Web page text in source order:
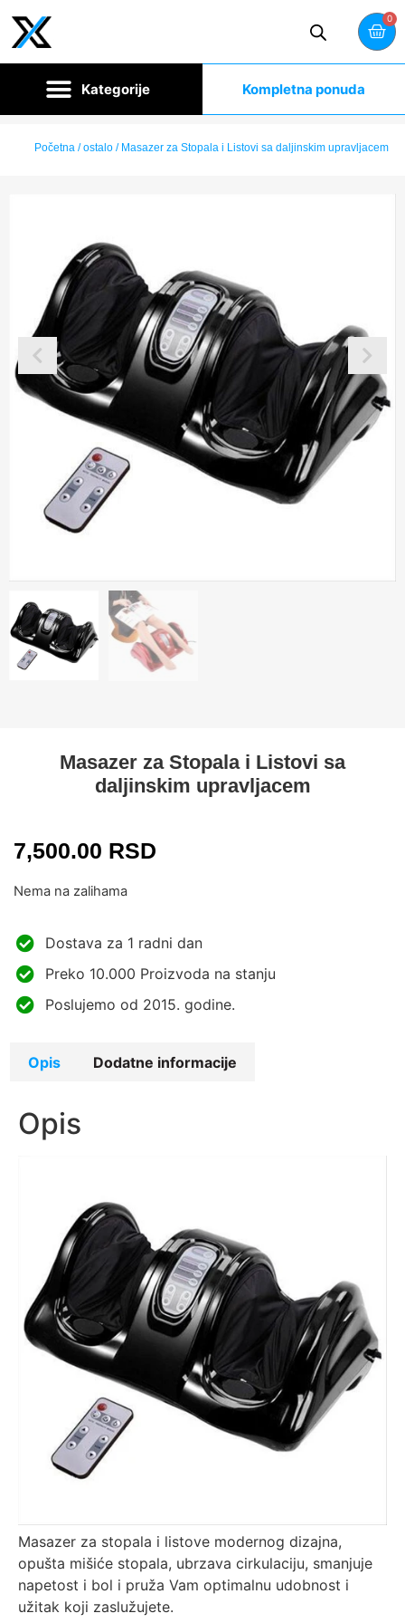
0
Kompletna ponuda
Početna /ostalo / Masazer za Stopala i Listovi sa daljinskim upravljacem
Masazer za Stopala i Listovi sa
daljinskim upravljacem
7,500.00 RSD
Nema na zalihama
Dostava za 1 radni dan
Preko 10.000 Proizvoda na stanju
Poslujemo od 2015. godine.
Opis Dodatne informacije
Opis
Masazer za stopala i listove modernog dizajna,
opušta mišiće stopala, ubrzava cirkulaciju, smanjuje
napetost i bol i pruža Vam optimalnu udobnost i
užitak koji zaslužujete.